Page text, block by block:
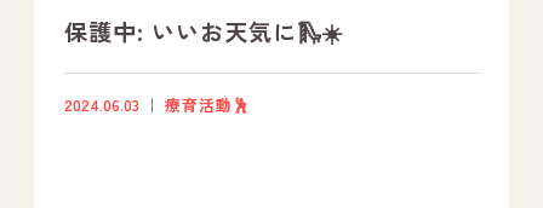
社内行事
保護中: いいお天気に🛝☀️
2024.06.03 療育活動🕺